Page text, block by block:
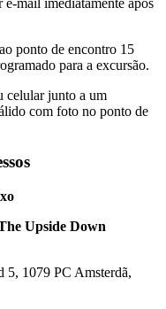
mail imediatamente após
ponto de encontro 15
para a excursão.
celular junto a um
com foto no ponto de
Upside Down
5, 1079 PC Amsterdã,